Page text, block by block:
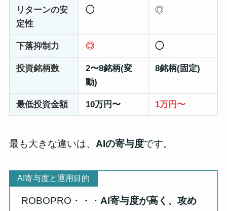
リターンの安
定性
◯ ◎
下落抑制力 ◎ ◯
投資銘柄数
2〜8銘柄(変
動)
8銘柄(固定)
最低投資金額 10万円〜 1万円〜
最も大きな違いは、 AIの寄与度です。
AI寄与度と運用目的
ROBOPRO・・・ AI寄与度が高く、攻め